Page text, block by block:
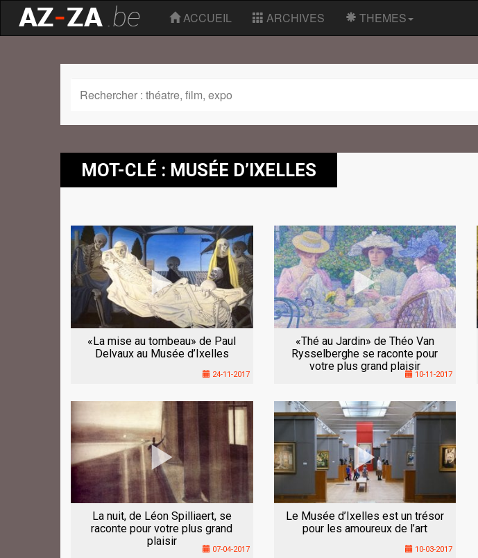
ACCUEIL ARCHIVES THEMES
MOT-CLÉ : MUSÉE D’IXELLES
«La mise au tombeau» de Paul
Delvaux au Musée d’Ixelles
24-11-2017
«Thé au Jardin» de Théo Van
Rysselberghe se raconte pour
votre plus grand plaisir
10-11-2017
La nuit, de Léon Spilliaert, se
raconte pour votre plus grand
plaisir
07-04-2017
Le Musée d’Ixelles est un trésor
pour les amoureux de l’art
10-03-2017